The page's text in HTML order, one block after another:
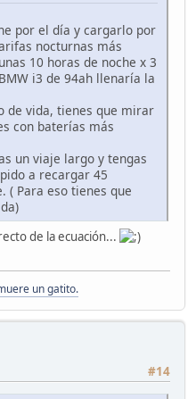
por el día y cargarlo por
nocturnas más
10 horas de noche x 3
i3 de 94ah llenaría la
de vida, tienes que mirar
con baterías más
un viaje largo y tengas
a recargar 45
( Para eso tienes que
de la ecuación...
un gatito.
#14